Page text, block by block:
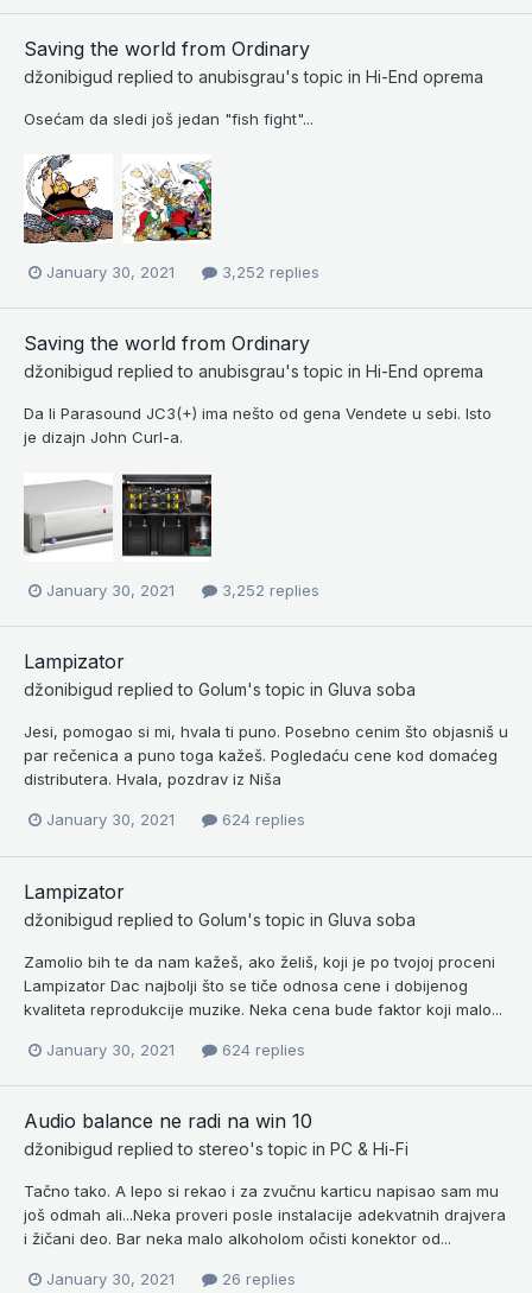
Saving the world from Ordinary
džonibigud replied to anubisgrau's topic in Hi-End oprema
Osećam da sledi još jedan "fish fight"...
January 30, 2021 3,252 replies
Saving the world from Ordinary
džonibigud replied to anubisgrau's topic in Hi-End oprema
Da li Parasound JC3(+) ima nešto od gena Vendete u sebi. Isto
je dizajn John Curl-a.
January 30, 2021 3,252 replies
Lampizator
džonibigud replied to Golum's topic in Gluva soba
Jesi, pomogao si mi, hvala ti puno. Posebno cenim što objasniš u
par rečenica a puno toga kažeš. Pogledaću cene kod domaćeg
distributera. Hvala, pozdrav iz Niša
January 30, 2021 624 replies
Lampizator
džonibigud replied to Golum's topic in Gluva soba
Zamolio bih te da nam kažeš, ako želiš, koji je po tvojoj proceni
Lampizator Dac najbolji što se tiče odnosa cene i dobijenog
kvaliteta reprodukcije muzike. Neka cena bude faktor koji malo...
January 30, 2021 624 replies
Audio balance ne radi na win 10
džonibigud replied to stereo's topic in PC & Hi-Fi
Tačno tako. A lepo si rekao i za zvučnu karticu napisao sam mu
još odmah ali...Neka proveri posle instalacije adekvatnih drajvera
i žičani deo. Bar neka malo alkoholom očisti konektor od...
January 30, 2021 26 replies